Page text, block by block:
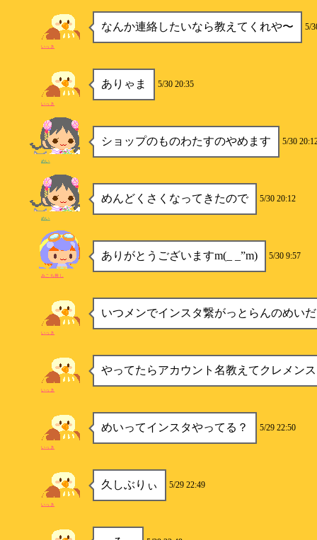
なんか連絡したいなら教えてくれや〜 5/
いっき
ありゃま 5/30 20:35
いっき
ショップのものわたすのやめます 5/30
めい
めんどくさくなってきたので 5/30 20:12
めい
ありがとうございますm(_ _”m) 5/30 9:57
みこち推し
いつメンでインスタ繋がっとらんのめい
いっき
やってたらアカウント名教えてクレメンス
いっき
めいってインスタやってる？ 5/29 22:50
いっき
久しぶりぃ 5/29 22:49
いっき